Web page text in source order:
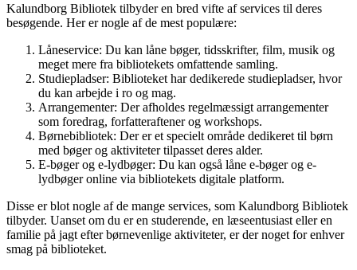
Kalundborg Bibliotek tilbyder en bred vifte af services til deres
besøgende. Her er nogle af de mest populære:
Låneservice: Du kan låne bøger, tidsskrifter, film, musik og
meget mere fra bibliotekets omfattende samling.
Studiepladser: Biblioteket har dedikerede studiepladser, hvor
du kan arbejde i ro og mag.
Arrangementer: Der afholdes regelmæssigt arrangementer
som foredrag, forfatteraftener og workshops.
Børnebibliotek: Der er et specielt område dedikeret til børn
med bøger og aktiviteter tilpasset deres alder.
E-bøger og e-lydbøger: Du kan også låne e-bøger og e-
lydbøger online via bibliotekets digitale platform.
Disse er blot nogle af de mange services, som Kalundborg Bibliotek
tilbyder. Uanset om du er en studerende, en læseentusiast eller en
familie på jagt efter børnevenlige aktiviteter, er der noget for enhver
smag på biblioteket.